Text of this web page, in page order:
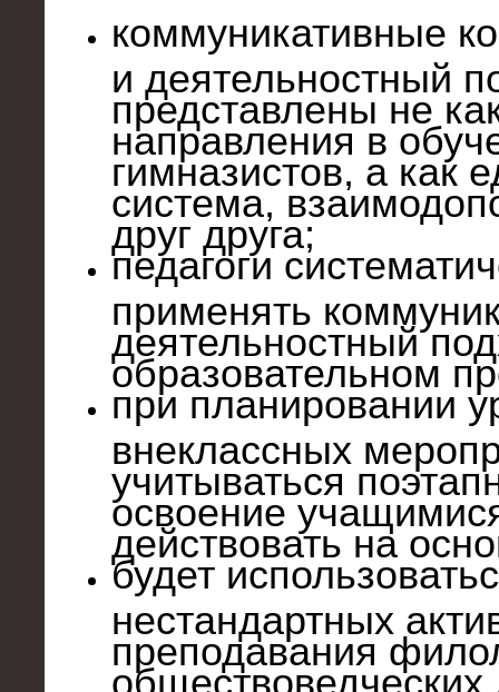
коммуникативные
и деятельностный
представлены не
направления в
гимназистов, а как
система,
друг друга;
педагоги
применять
деятельностный
образовательном
при планировании
внеклассных
учитываться
освоение
действовать на
будет
нестандартных
преподавания
обществоведческих